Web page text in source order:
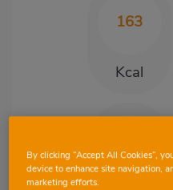
163
Kcal
gr
By clicking “Accept All Cookies”,
device to enhance site navigation,
marketing efforts.